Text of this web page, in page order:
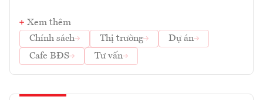
Xem thêm
Chính sách
Thị trường
Dự án
Cafe BĐS
Tư vấn